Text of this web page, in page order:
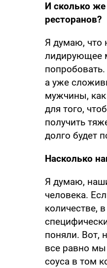
И сколько
ресторанов?
Я думаю, что
лидирующее
а уже
мужчины,
для того,
получить
долго будет
Насколько
Я думаю,
человека.
количестве,
поняли. Вот,
все равно
соуса в том